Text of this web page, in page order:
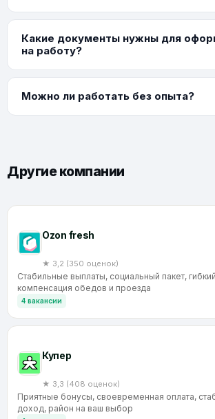
Какие документы нужны для
на работу?
Можно ли работать без опыта?
Другие компании
Ozon fresh
★ 3,2 (350 оценок)
Стабильные выплаты, социальный пакет,
компенсация обедов и проезда
4 вакансии
Купер
★ 3,3 (408 оценок)
Приятные бонусы, своевременная оплата,
доход, район на ваш выбор